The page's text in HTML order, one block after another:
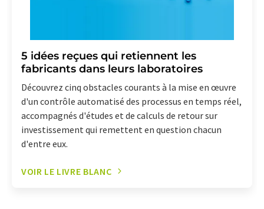
5 idées reçues qui retiennent les
fabricants dans leurs laboratoires
Découvrez cinq obstacles courants à la mise en œuvre
d'un contrôle automatisé des processus en temps réel,
accompagnés d'études et de calculs de retour sur
investissement qui remettent en question chacun
d'entre eux.
VOIR LE LIVRE BLANC